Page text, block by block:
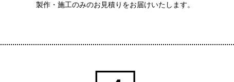
製作・施工のみのお見積りをお届けいたします。